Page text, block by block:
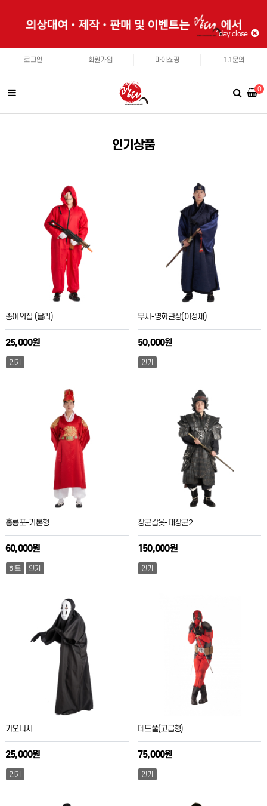
1day close
로그인 회원가입 마이쇼핑 1:1문의
0
인기상품
종이의집 (달리)
25,000원
인기
무사-영화관상(이정재)
50,000원
인기
홍룡포-기본형
60,000원
히트 인기
장군갑옷-대장군2
150,000원
인기
가오나시
25,000원
인기
데드풀(고급형)
75,000원
인기